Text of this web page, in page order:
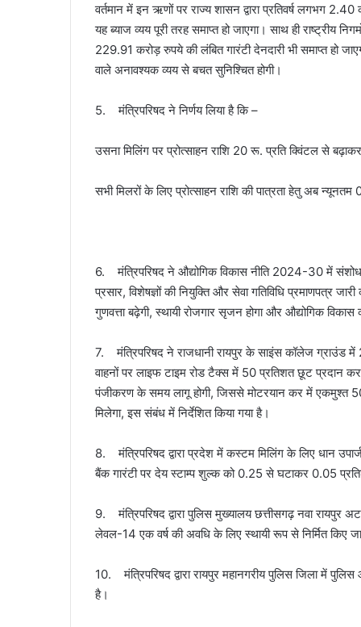
वर्तमान में इन ऋणों पर राज्य शासन द्वारा प्रतिवर्ष लगभग
यह ब्याज व्यय पूरी तरह समाप्त हो जाएगा। साथ ही राष्ट्रीय
229.91 करोड़ रुपये की लंबित गारंटी देनदारी भी समाप्त हो
वाले अनावश्यक व्यय से बचत सुनिश्चित होगी।
5. मंत्रिपरिषद ने निर्णय लिया है कि –
उसना मिलिंग पर प्रोत्साहन राशि 20 रू. प्रति क्विंटल से
सभी मिलरों के लिए प्रोत्साहन राशि की पात्रता हेतु अब
6. मंत्रिपरिषद ने औद्योगिक विकास नीति 2024-30 में
प्रसार, विशेषज्ञों की नियुक्ति और सेवा गतिविधि प्रमाणपत्र
गुणवत्ता बढ़ेगी, स्थायी रोजगार सृजन होगा और औद्योगिक विकास
7. मंत्रिपरिषद ने राजधानी रायपुर के साइंस कॉलेज ग्राउंड
वाहनों पर लाइफ टाइम रोड टैक्स में 50 प्रतिशत छूट प्रदान
पंजीकरण के समय लागू होगी, जिससे मोटरयान कर में एकमुश्त
मिलेगा, इस संबंध में निर्देशित किया गया है।
8. मंत्रिपरिषद द्वारा प्रदेश में कस्टम मिलिंग के लिए धान
बैंक गारंटी पर देय स्टाम्प शुल्क को 0.25 से घटाकर 0.05
9. मंत्रिपरिषद द्वारा पुलिस मुख्यालय छत्तीसगढ़ नवा
लेवल-14 एक वर्ष की अवधि के लिए स्थायी रूप से निर्मित किए
10. मंत्रिपरिषद द्वारा रायपुर महानगरीय पुलिस जिला में
है।